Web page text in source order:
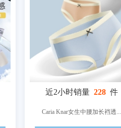
近2小时销量 228 件
Caria Knar女生中腰加长裆透...